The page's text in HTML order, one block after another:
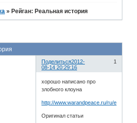
» Рейган: Реальная история
Поделиться 1
2012-
08-14 20:29:16
хорошо написано про
злобного клоуна
http://www.warandpeace.ru/ru/
Оригинал статьи